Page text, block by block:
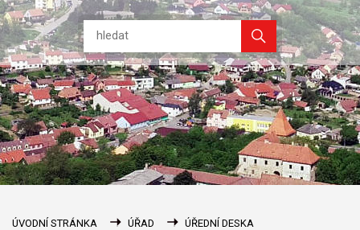
ÚVODNÍ STRÁNKA ÚŘAD ÚŘEDNÍ DESKA